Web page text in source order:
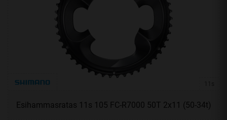
Esihammasratas 11s 105 FC-R7000 50T 2x11 (50-34t)